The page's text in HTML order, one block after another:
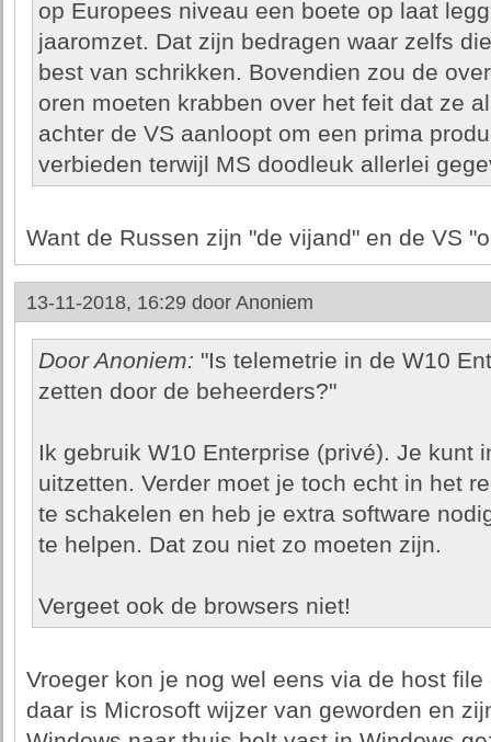
op Europees niveau een boete op laat
jaaromzet. Dat zijn bedragen waar zelfs
best van schrikken. Bovendien zou de
oren moeten krabben over het feit dat ze
achter de VS aanloopt om een prima
verbieden terwijl MS doodleuk allerlei
Want de Russen zijn "de vijand" en de VS
13-11-2018, 16:29 door Anoniem
Door Anoniem: "Is telemetrie in de W10
zetten door de beheerders?"
Ik gebruik W10 Enterprise (privé). Je kunt
uitzetten. Verder moet je toch echt in het
te schakelen en heb je extra software
te helpen. Dat zou niet zo moeten zijn.
Vergeet ook de browsers niet!
Vroeger kon je nog wel eens via de host
daar is Microsoft wijzer van geworden en